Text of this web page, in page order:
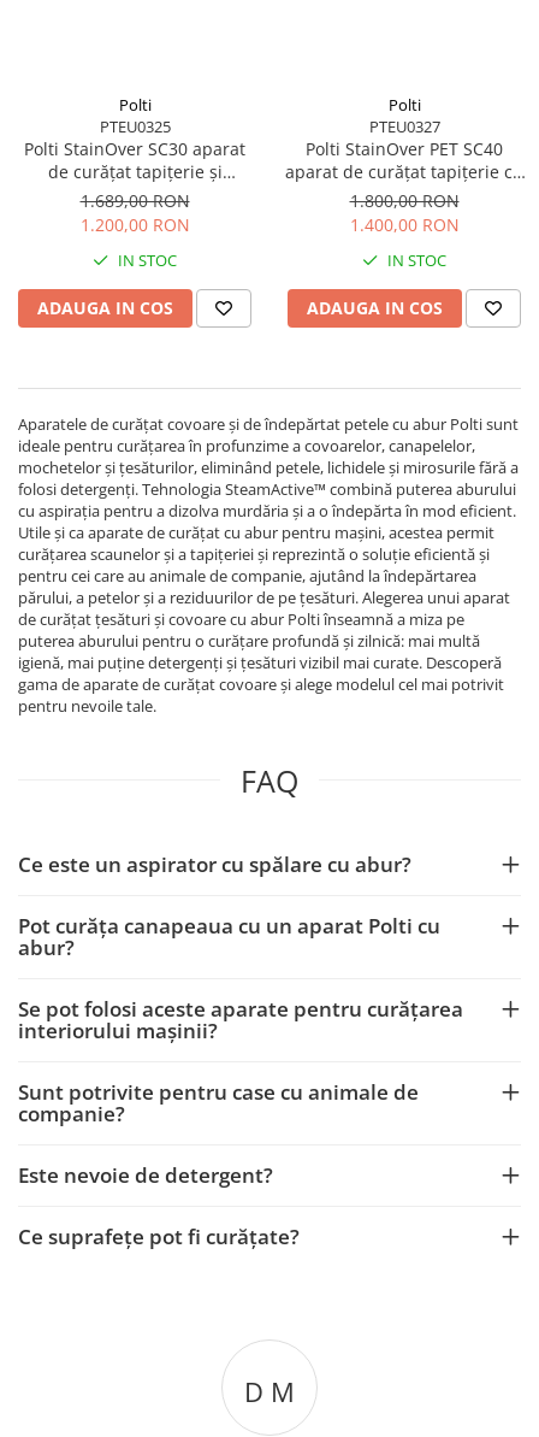
Polti
PTEU0325
Polti StainOver SC30 aparat
de curățat tapițerie și
aspirator cu abur 4 în 1,
tehnologie SteamActive și
funcție Vaporetto
1.689,00 RON
1.200,00 RON
IN STOC
ADAUGA IN COS
Polti
PTEU0327
Polti StainOver PET SC40
aparat de curățat tapițerie cu
abur și aspirare 4 în 1, cu
perie pentru păr de animale
și SteamActive
1.800,00 RON
1.400,00 RON
IN STOC
ADAUGA IN COS
Aparatele de curățat covoare și de îndepărtat petele cu abur Polti sunt
ideale pentru curățarea în profunzime a covoarelor, canapelelor,
mochetelor și țesăturilor, eliminând petele, lichidele și mirosurile fără a
folosi detergenți. Tehnologia SteamActive™ combină puterea aburului
cu aspirația pentru a dizolva murdăria și a o îndepărta în mod eficient.
Utile și ca aparate de curățat cu abur pentru mașini, acestea permit
curățarea scaunelor și a tapițeriei și reprezintă o soluție eficientă și
pentru cei care au animale de companie, ajutând la îndepărtarea
părului, a petelor și a reziduurilor de pe țesături. Alegerea unui aparat
de curățat țesături și covoare cu abur Polti înseamnă a miza pe
puterea aburului pentru o curățare profundă și zilnică: mai multă
igienă, mai puține detergenți și țesături vizibil mai curate. Descoperă
gama de aparate de curățat covoare și alege modelul cel mai potrivit
pentru nevoile tale.
FAQ
Ce este un aspirator cu spălare cu abur?
Pot curăța canapeaua cu un aparat Polti cu
abur?
Se pot folosi aceste aparate pentru curățarea
interiorului mașinii?
Sunt potrivite pentru case cu animale de
companie?
Este nevoie de detergent?
Ce suprafețe pot fi curățate?
D M